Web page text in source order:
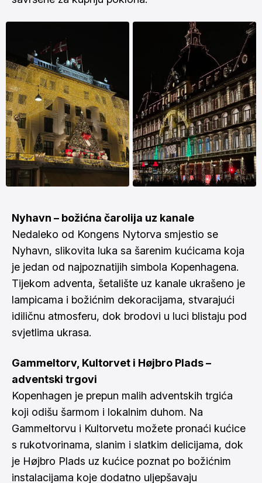
Nyhavn – božićna čarolija uz kanale
Nedaleko od Kongens Nytorva smjestio se
Nyhavn, slikovita luka sa šarenim kućicama koja
je jedan od najpoznatijih simbola Kopenhagena.
Tijekom adventa, šetalište uz kanale ukrašeno je
lampicama i božićnim dekoracijama, stvarajući
idiličnu atmosferu, dok brodovi u luci blistaju pod
svjetlima ukrasa.
Gammeltorv, Kultorvet i Højbro Plads –
adventski trgovi
Kopenhagen je prepun malih adventskih trgića
koji odišu šarmom i lokalnim duhom. Na
Gammeltorvu i Kultorvetu možete pronaći kućice
s rukotvorinama, slanim i slatkim delicijama, dok
je Højbro Plads uz kućice poznat po božićnim
instalacijama koje dodatno uljepšavaju